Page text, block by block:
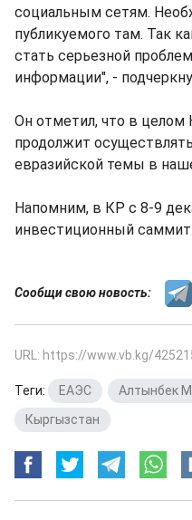
социальным сетям.
публикуемого там. Так
стать серьезной
информации", -
Он отметил, что в
продолжит
евразийской темы в
Напомним, в КР с 8-9
инвестиционный саммит.
Сообщи свою новость:
URL: https://www.vb.kg/
Теги: ЕАЭС Алтынбек
Кыргызстан